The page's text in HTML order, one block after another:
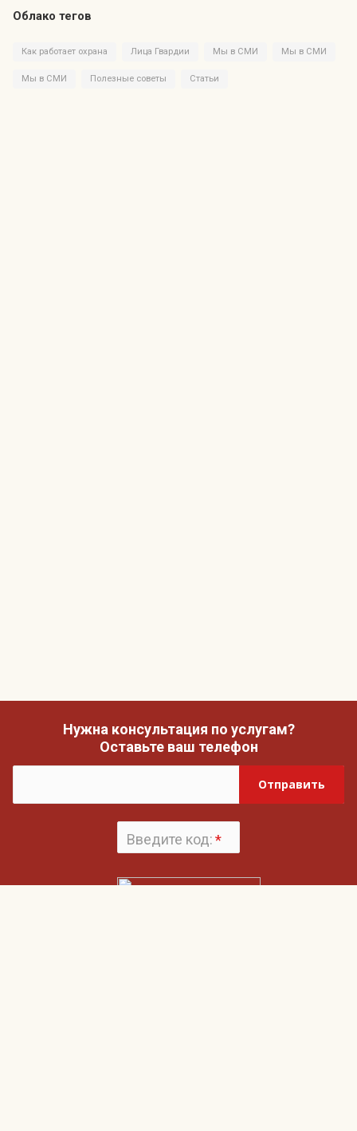
Облако тегов
Как работает охрана Лица Гвардии Мы в СМИ Мы в СМИ
Мы в СМИ Полезные советы Статьи
Нужна консультация по услугам?
Оставьте ваш телефон
Отправить
Введите код:*